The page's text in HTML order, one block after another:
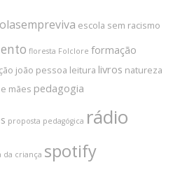
escola sem racismo
floresta Folclore formação
joão pessoa leitura livros natureza
mães pedagogia
proposta pedagógica rádio
da criança spotify